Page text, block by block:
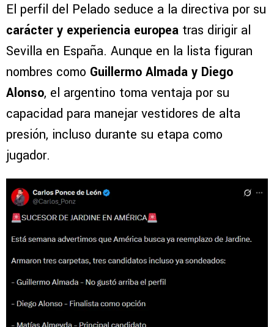
El perfil del Pelado seduce a la directiva por su
carácter y experiencia europea tras dirigir al
Sevilla en España. Aunque en la lista figuran
nombres como Guillermo Almada y Diego
Alonso, el argentino toma ventaja por su
capacidad para manejar vestidores de alta
presión, incluso durante su etapa como
jugador.